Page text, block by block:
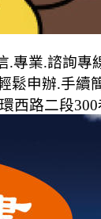
業.諮詢
申辦.手
路二段